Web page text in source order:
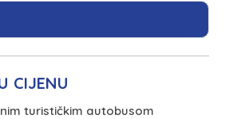
CIJENU
turističkim autobusom